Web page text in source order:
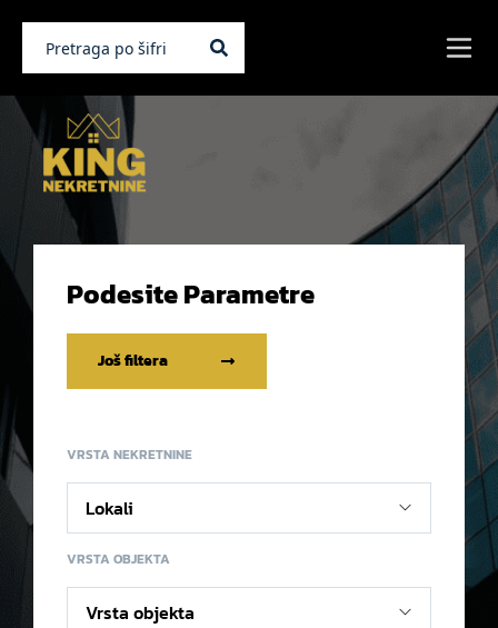
Podesite Parametre
Još filtera
VRSTA NEKRETNINE
VRSTA OBJEKTA